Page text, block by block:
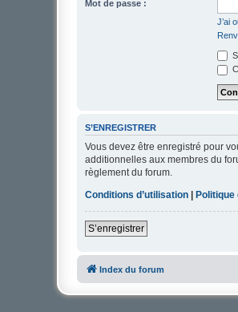
Mot de passe :
J’ai
S’ENREGISTRER
Vous devez être enregistré pour
additionnelles aux membres du
règlement du forum.
Conditions d’utilisation | Politique
S’enregistrer
Index du forum